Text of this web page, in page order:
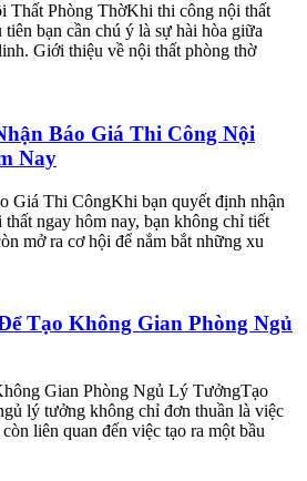
Thất Phòng ThờKhi thi công nội thất
bạn cần chú ý là sự hài hòa giữa
Giới thiệu về nội thất phòng thờ
Báo Giá Thi Công Nội
Nay
Giá Thi CôngKhi bạn quyết định nhận
ngay hôm nay, bạn không chỉ tiết
mở ra cơ hội để nắm bắt những xu
Tạo Không Gian Phòng Ngủ
Gian Phòng Ngủ Lý TưởngTạo
lý tưởng không chỉ đơn thuần là việc
liên quan đến việc tạo ra một bầu